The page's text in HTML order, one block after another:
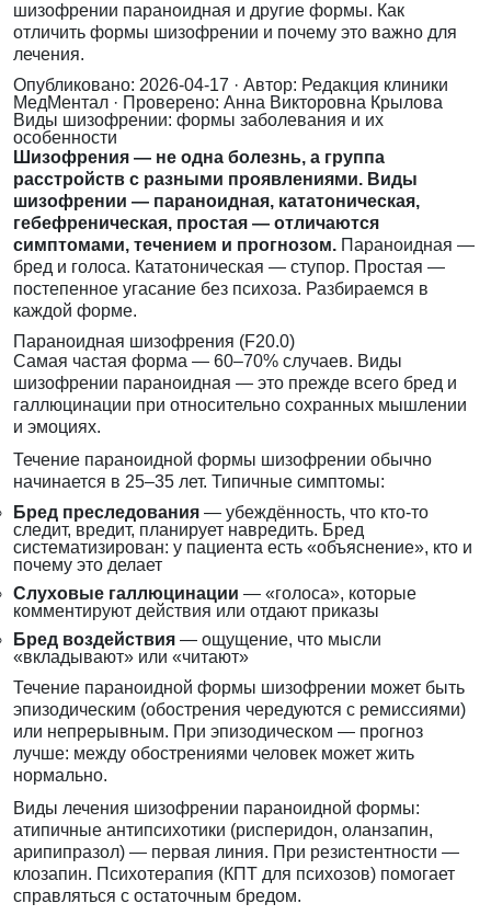
шизофрении параноидная и другие формы. Как
отличить формы шизофрении и почему это важно для
лечения.
Опубликовано: 2026-04-17 · Автор: Редакция клиники
МедМентал · Проверено: Анна Викторовна Крылова
Виды шизофрении: формы заболевания и их
особенности
Шизофрения — не одна болезнь, а группа
расстройств с разными проявлениями. Виды
шизофрении — параноидная, кататоническая,
гебефреническая, простая — отличаются
симптомами, течением и прогнозом. Параноидная —
бред и голоса. Кататоническая — ступор. Простая —
постепенное угасание без психоза. Разбираемся в
каждой форме.
Параноидная шизофрения (F20.0)
Самая частая форма — 60–70% случаев. Виды
шизофрении параноидная — это прежде всего бред и
галлюцинации при относительно сохранных мышлении
и эмоциях.
Течение параноидной формы шизофрении обычно
начинается в 25–35 лет. Типичные симптомы:
Бред преследования — убеждённость, что кто-то
следит, вредит, планирует навредить. Бред
систематизирован: у пациента есть «объяснение», кто и
почему это делает
Слуховые галлюцинации — «голоса», которые
комментируют действия или отдают приказы
Бред воздействия — ощущение, что мысли
«вкладывают» или «читают»
Течение параноидной формы шизофрении может быть
эпизодическим (обострения чередуются с ремиссиями)
или непрерывным. При эпизодическом — прогноз
лучше: между обострениями человек может жить
нормально.
Виды лечения шизофрении параноидной формы:
атипичные антипсихотики (рисперидон, оланзапин,
арипипразол) — первая линия. При резистентности —
клозапин. Психотерапия (КПТ для психозов) помогает
справляться с остаточным бредом.